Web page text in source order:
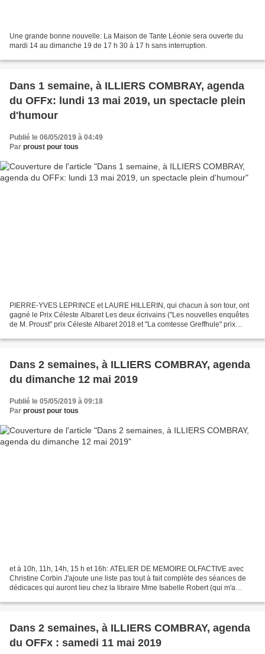
Une grande bonne nouvelle: La Maison de Tante Léonie sera ouverte du
mardi 14 au dimanche 19 de 17 h 30 à 17 h sans interruption.
Dans 1 semaine, à ILLIERS COMBRAY, agenda
du OFFx: lundi 13 mai 2019, un spectacle plein
d'humour
Publié le 06/05/2019 à 04:49
Par proust pour tous
PIERRE-YVES LEPRINCE et LAURE HILLERIN, qui chacun à son tour, ont
gagné le Prix Céleste Albaret Les deux écrivains ("Les nouvelles enquêtes
de M. Proust" prix Céleste Albaret 2018 et "La comtesse Greffhule" prix
Dans 2 semaines, à ILLIERS COMBRAY, agenda
du dimanche 12 mai 2019
Publié le 05/05/2019 à 09:18
Par proust pour tous
et à 10h, 11h, 14h, 15 h et 16h: ATELIER DE MEMOIRE OLFACTIVE avec
Christine Corbin J'ajoute une liste pas tout à fait complète des séances de
dédicaces qui auront lieu chez la libraire Mme Isabelle Robert (qui m'a
Dans 2 semaines, à ILLIERS COMBRAY, agenda
du OFFx : samedi 11 mai 2019